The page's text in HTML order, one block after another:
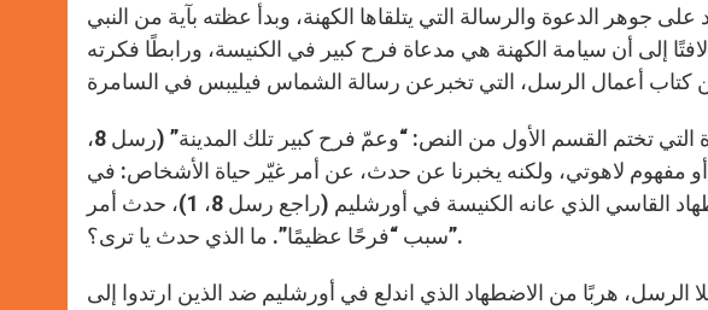
جوهر الدعوة والرسالة التي يتلقاها الكهنة، وبدأ عظته بآية من النبي
“كَثَّرتَ الغبطة وَفَّرتَ الفَرَح” (أش 9، 2)، لافتًا إلى أن سيامة الكهنة هي مدعاة فرح كبير في الكنيسة، ورابطًا فكرته
ولفت البابا انتباه المؤمنين والشمامسة إلى العبارة التي تختم القسم الأول من النص: “وعمّ فرح كبير تلك المدينة” (رسل 8،
أو مفهوم لاهوتي، ولكنه يخبرنا عن حدث، عن أمر غيّر حياة الأشخاص: في
مدينة معينة من السامرة، في الزمن الذي تلا الاضطهاد القاسي الذي عانه الكنيسة في أورشليم (راجع رسل 8، 1)، حدث أمر
سبب “فرحًا عظيمًا”. ما الذي حدث يا ترى؟”.
الرسل، هربًا من الاضطهاد الذي اندلع في أورشليم ضد الذين ارتدوا إلى